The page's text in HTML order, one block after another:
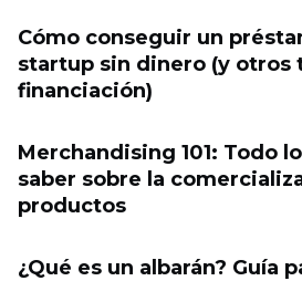
Cómo conseguir un
startup sin dinero (y otros
financiación)
Merchandising 101: Todo
saber sobre la
productos
¿Qué es un albarán? Guía